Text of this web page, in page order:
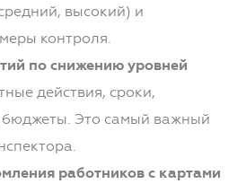
высокий) и
контроля.
по снижению уровней
действия, сроки,
бюджеты. Это самый важный
работников с картами